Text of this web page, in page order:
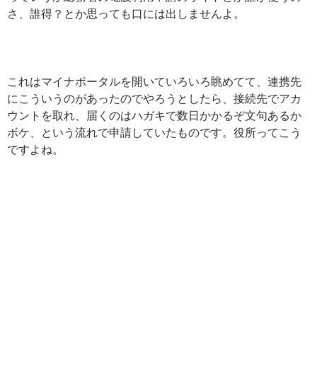
さ、誰得？とか思っても口には出しませんよ。
これはマイナポータルを開いていろいろ眺めてて、連携先
にこういうのがあったのでやろうとしたら、接続先でアカ
ウントを取れ、届くのはハガキで数日かかるぞ文句あるか
ボケ、という流れで申請していたものです。役所ってこう
ですよね。